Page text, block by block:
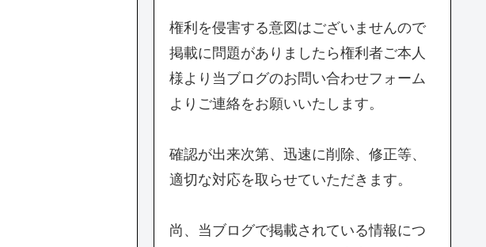
権利を侵害する意図はございませんので
掲載に問題がありましたら権利者ご本人
様より当ブログのお問い合わせフォーム
よりご連絡をお願いいたします。
確認が出来次第、迅速に削除、修正等、
適切な対応を取らせていただきます。
尚、当ブログで掲載されている情報につ